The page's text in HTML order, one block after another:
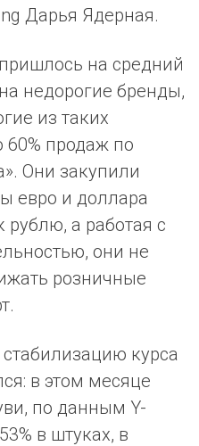
Дарья Ядерная.
на средний
недорогие бренды,
из таких
продаж по
Они закупили
евро и доллара
а работая с
они не
розничные
курса
в этом месяце
по данным Y-
в штуках, в